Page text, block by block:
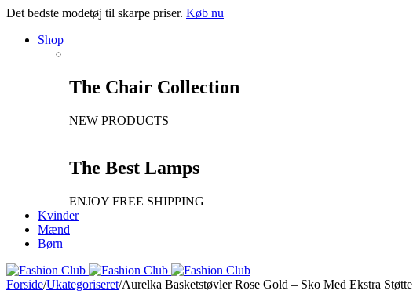
Det bedste modetøj til skarpe priser. Køb nu
Shop
The Chair Collection
NEW PRODUCTS
The Best Lamps
ENJOY FREE SHIPPING
Kvinder
Mænd
Børn
Forside/Ukategoriseret/Aurelka Basketstøvler Rose Gold – Sko Med Ekstra Støtte